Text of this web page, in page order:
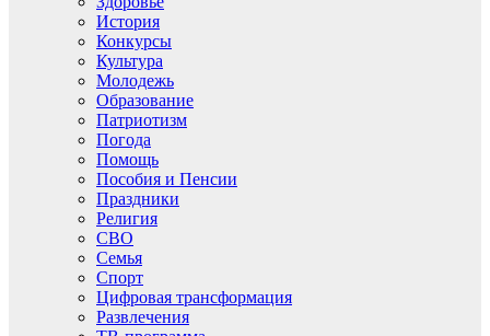
История
Конкурсы
Культура
Молодежь
Образование
Патриотизм
Погода
Помощь
Пособия и Пенсии
Праздники
Религия
СВО
Семья
Спорт
Цифровая трансформация
Развлечения